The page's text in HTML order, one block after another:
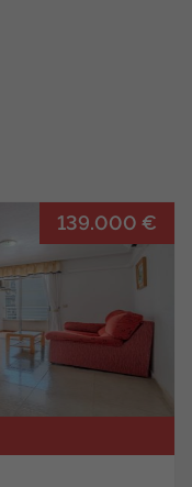
139.000 €